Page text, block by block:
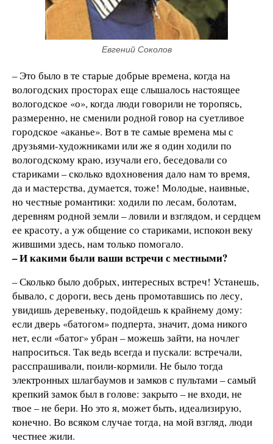
Евгений Соколов
– Это было в те старые добрые времена, когда на
вологодских просторах еще слышалось настоящее
вологодское «о», когда люди говорили не торопясь,
размеренно, не сменили родной говор на суетливое
городское «аканье». Вот в те самые времена мы с
друзьями-художниками или же я один ходили по
вологодскому краю, изучали его, беседовали со
стариками – сколько вдохновения дало нам то время,
да и мастерства, думается, тоже! Молодые, наивные,
но честные романтики: ходили по лесам, болотам,
деревням родной земли – ловили и взглядом, и сердцем
ее красоту, а уж общение со стариками, испокон веку
жившими здесь, нам только помогало.
– И какими были ваши встречи с местными?
– Сколько было добрых, интересных встреч! Устанешь,
бывало, с дороги, весь день промотавшись по лесу,
увидишь деревеньку, подойдешь к крайнему дому:
если дверь «батогом» подперта, значит, дома никого
нет, если «батог» убран – можешь зайти, на ночлег
напроситься. Так ведь всегда и пускали: встречали,
расспрашивали, поили-кормили. Не было тогда
электронных шлагбаумов и замков с пультами – самый
крепкий замок был в голове: закрыто – не входи, не
твое – не бери. Но это я, может быть, идеализирую,
конечно. Во всяком случае тогда, на мой взгляд, люди
честнее жили.